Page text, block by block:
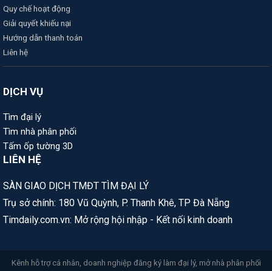
Quy chế hoạt động
Giải quyết khiếu nại
Hướng dẫn thanh toán
Liên hệ
DỊCH VỤ
Tìm đại lý
Tìm nhà phân phối
Tấm ốp tường 3D
LIÊN HỆ
SÀN GIAO DỊCH TMĐT TÌM ĐẠI LÝ
Trụ sở chính: 180 Vũ Quỳnh, P. Thanh Khê, TP Đà Nẵng
Timdaily.com.vn: Mở rộng hội nhập - Kết nối kinh doanh
Kênh hỗ trợ cá nhân, doanh nghiệp đăng ký làm đại lý, mở nhà phân phối